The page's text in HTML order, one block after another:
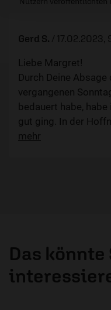
Gerd S. / 17.02.2023,
Liebe Margret!
Durch Deine
vergangenen
bedauert habe,
gut ging. In der
mehr
Das könnte